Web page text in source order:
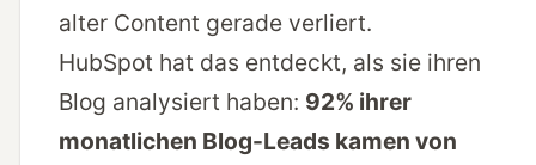
alter Content gerade verliert.
HubSpot hat das entdeckt, als sie ihren
Blog analysiert haben: 92% ihrer
monatlichen Blog-Leads kamen von